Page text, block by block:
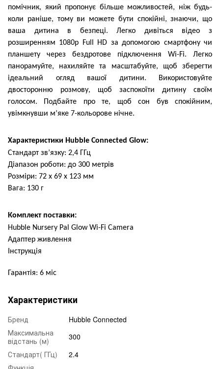
помічник, який пропонує більше можливостей, ніж будь-
коли раніше, тому ви можете бути спокійні, знаючи, що
ваша дитина в безпеці. Легко дивіться відео з
розширенням 1080p Full HD за допомогою смартфону чи
планшету через бездротове підключення Wi-Fi. Легко
панорамуйте, нахиляйте та масштабуйте, щоб зберегти
ідеальний огляд вашої дитини. Використовуйте
двосторонню розмову, щоб заспокоїти дитину своїм
голосом. Подбайте про те, щоб сон був спокійним,
увімкнувши м’яке 7-кольорове нічне.
Характеристики Hubble Connected Glow:
Cтандарт зв’язку: 2,4 ГГц
Діапазон роботи: до 300 метрів
Розміри: 72 х 69 х 123 мм
Вага: 130 г
Комплект поставки:
Hubble Nursery Pal Glow Wi-Fi Camera
Адаптер живлення
Інструкція
Гарантія: 6 міс
Характеристики
Бренд
Hubble Connected
Максимальна
відстань (м)
300
Стандарт( ГГц)
2.4